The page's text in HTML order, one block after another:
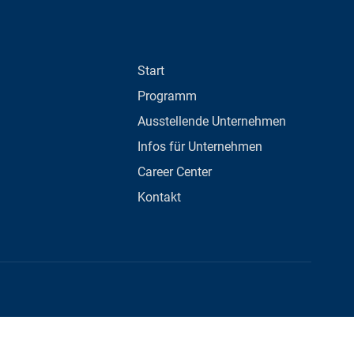
Start
Programm
Ausstellende Unternehmen
Infos für Unternehmen
Career Center
Kontakt